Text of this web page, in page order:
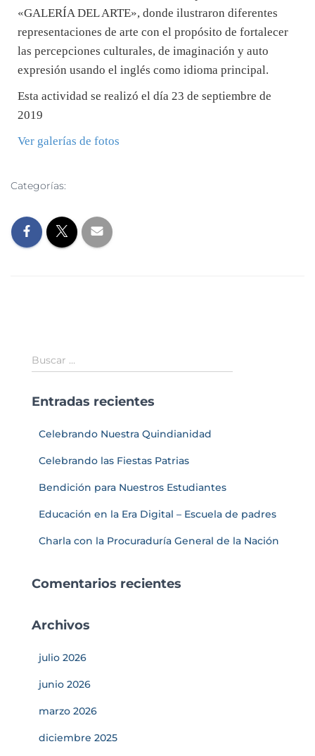
«GALERÍA DEL ARTE», donde ilustraron diferentes
representaciones de arte con el propósito de fortalecer
las percepciones culturales, de imaginación y auto
expresión usando el inglés como idioma principal.
Esta actividad se realizó el día 23 de septiembre de
2019
Ver galerías de fotos
Categorías:
Buscar …
Entradas recientes
Celebrando Nuestra Quindianidad
Celebrando las Fiestas Patrias
Bendición para Nuestros Estudiantes
Educación en la Era Digital – Escuela de padres
Charla con la Procuraduría General de la Nación
Comentarios recientes
Archivos
julio 2026
junio 2026
marzo 2026
diciembre 2025